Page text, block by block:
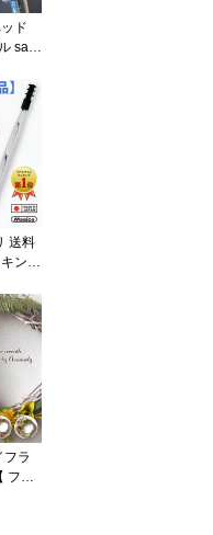
ント
ド
san
版
ンジ
無料
SA
ス
強
浄
送料
ング
取れ
第二
本製
めち
やす
細 耳
ク
グッ
フラ
フラ
〜1